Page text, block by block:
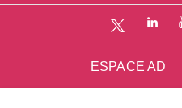
ESPACE AD